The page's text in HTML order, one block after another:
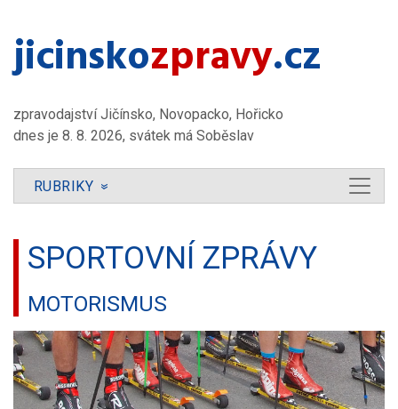
jicinsko​zpravy.cz
zpravodajství Jičínsko, Novopacko, Hořicko
dnes je 8. 8. 2026, svátek má Soběslav
RUBRIKY »
SPORTOVNÍ ZPRÁVY
MOTORISMUS